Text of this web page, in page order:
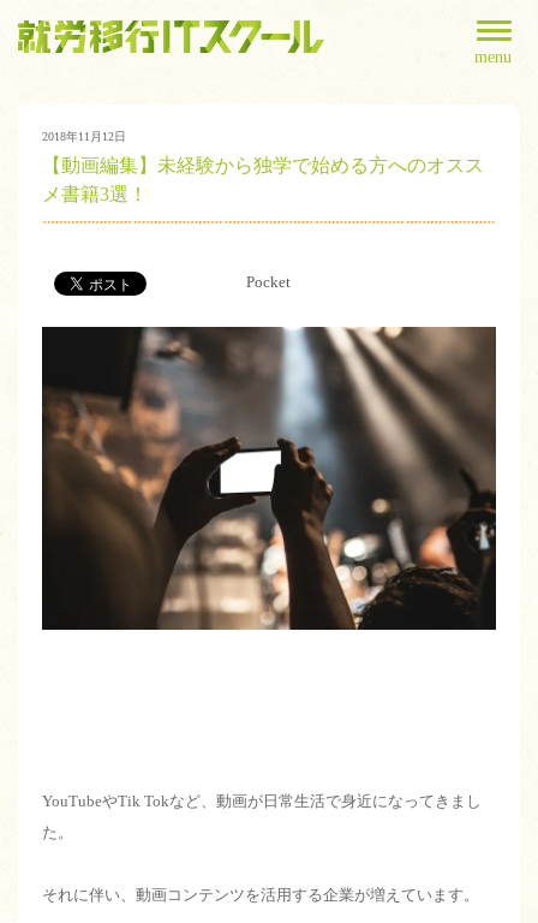
menu
2018年11月12日
【動画編集】未経験から独学で始める方へのオスス
メ書籍3選！
Pocket
YouTubeやTik Tokなど、動画が日常生活で身近になってきまし
た。
それに伴い、動画コンテンツを活用する企業が増えています。